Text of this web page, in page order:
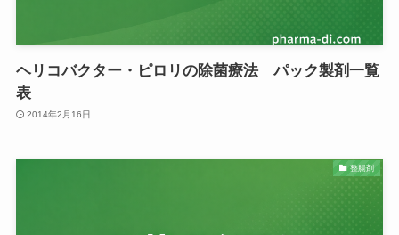
ヘリコバクター・ピロリの除菌療法 パック製剤一覧
表
2014年2月16日
整腸剤